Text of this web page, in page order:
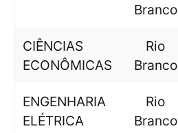
Branco
CIÊNCIAS
ECONÔMICAS
Rio
Branco
ENGENHARIA
ELÉTRICA
Rio
Branco